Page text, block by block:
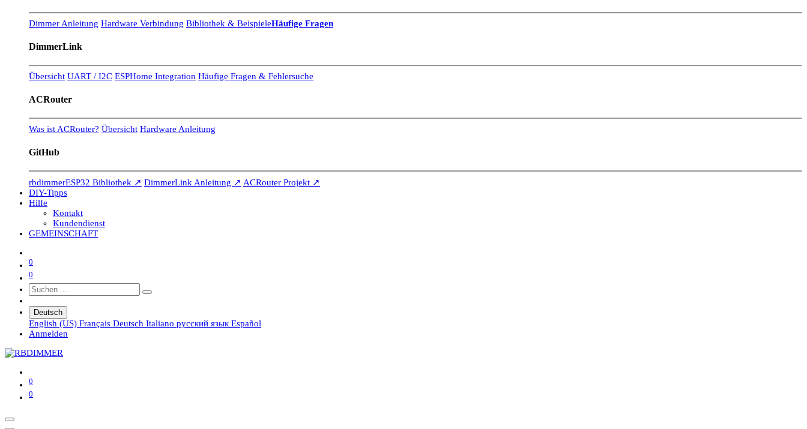
Dimmer Anleitung Hardware Verbindung Bibliothek & BeispieleHäufige Fragen
DimmerLink
Übersicht UART / I2C ESPHome Integration Häufige Fragen & Fehlersuche
ACRouter
Was ist ACRouter? Übersicht Hardware Anleitung
GitHub
rbdimmerESP32 Bibliothek ↗ DimmerLink Anleitung ↗ ACRouter Projekt ↗
DIY-Tipps
Hilfe
Kontakt
Kundendienst
GEMEINSCHAFT
0
0
Deutsch
English (US) Français Deutsch Italiano русский язык Español
Anmelden
0
0